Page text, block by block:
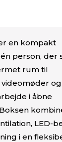
en kompakt
person, der
rum til
og
i åbne
LED-
i en